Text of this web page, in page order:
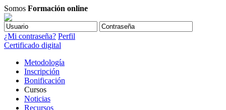
Somos Formación online
¿Mi contraseña? Perfil
Certificado digital
Metodología
Inscripción
Bonificación
Cursos
Noticias
Recursos